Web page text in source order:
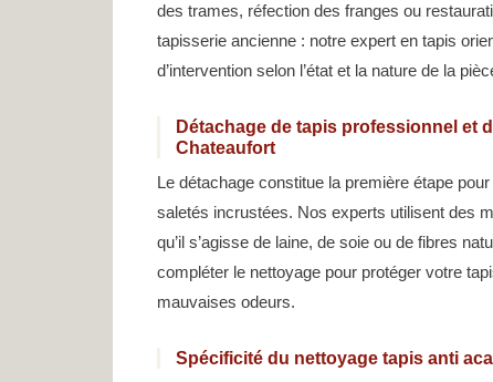
des trames, réfection des franges ou
tapisserie ancienne : notre expert en tapis
d’intervention selon l’état et la nature de la
Détachage de tapis professionnel et
Chateaufort
Le détachage constitue la première étape
saletés incrustées. Nos experts utilisent des
qu’il s’agisse de laine, de soie ou de fibres
compléter le nettoyage pour protéger votre
mauvaises odeurs.
Spécificité du nettoyage tapis anti